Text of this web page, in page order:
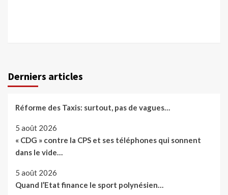
Derniers articles
Réforme des Taxis: surtout, pas de vagues…
5 août 2026
« CDG » contre la CPS et ses téléphones qui sonnent
dans le vide…
5 août 2026
Quand l’Etat finance le sport polynésien…